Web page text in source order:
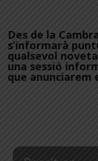
Des de la
s’informarà
qualsevol
una sessió
que anunciarem